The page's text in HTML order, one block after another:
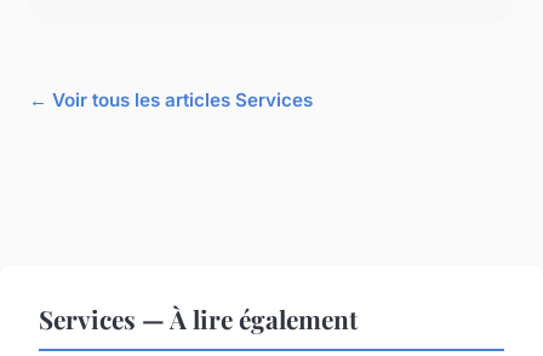
← Voir tous les articles Services
Services — À lire également